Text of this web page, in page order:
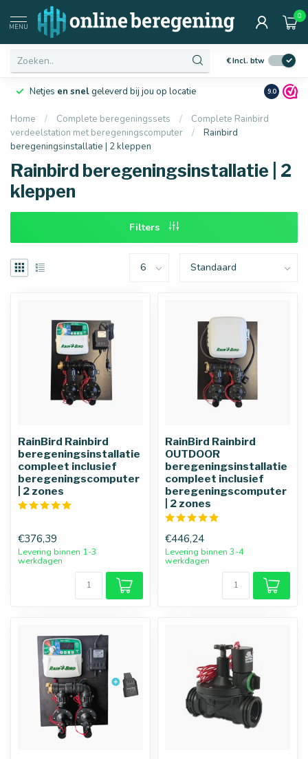
MENU
0
€Incl. btw
Netjes en snelgeleverd bij jou op locatie Ruim10
9.0
Home / Complete beregeningssets /
Complete Rainbird
verdeelstation met beregeningscomputer
/
Rainbird
beregeningsinstallatie | 2 kleppen
Rainbird beregeningsinstallatie | 2
kleppen
Filters
RainBird Rainbird
beregeningsinstallatie
compleet inclusief
beregeningscomputer
| 2 zones
€376,39
Levering binnen 1-3
werkdagen
RainBird Rainbird
OUTDOOR
beregeningsinstallatie
compleet inclusief
beregeningscomputer
| 2 zones
€446,24
Levering binnen 3-4
werkdagen
Afmetingen
16 mm